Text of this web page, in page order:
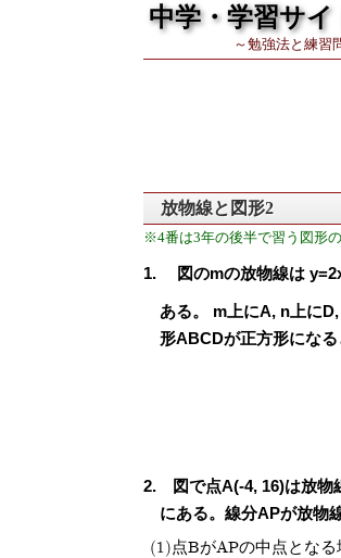
中学・学習サイ
～勉強法と練習
放物線と図形2
※4番は3年の後半で習う図形の
図のmの放物線は
ある。 m上にA, n上に
形ABCDが正方形になる
図で点A(-4, 16)は放
にある。線分APが放物
点BがAPの中点となる